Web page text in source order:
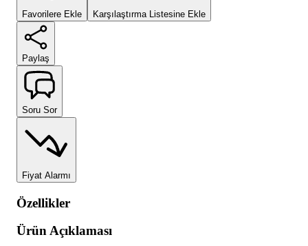
Favorilere Ekle Karşılaştırma Listesine Ekle
Paylaş
Soru Sor
Fiyat Alarmı
Özellikler
Ürün Açıklaması